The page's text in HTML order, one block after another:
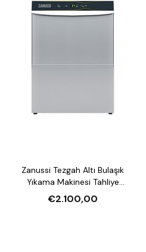
Zanussi Tezgah Altı Bulaşık
Yıkama Makinesi Tahliye
Deterjan ve Parlatıcı Pompalı ve
Deterjan Pompalı
€2.100,00